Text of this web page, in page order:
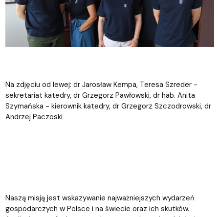
Na zdjęciu od lewej: dr Jarosław Kempa, Teresa Szreder -
sekretariat katedry, dr Grzegorz Pawłowski, dr hab. Anita
Szymańska - kierownik katedry, dr Grzegorz Szczodrowski, dr
Andrzej Paczoski
Naszą misją jest wskazywanie najważniejszych wydarzeń
gospodarczych w Polsce i na świecie oraz ich skutków.